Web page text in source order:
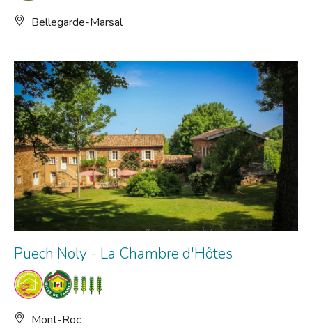
Bellegarde-Marsal
Puech Noly - La Chambre d'Hôtes
Mont-Roc